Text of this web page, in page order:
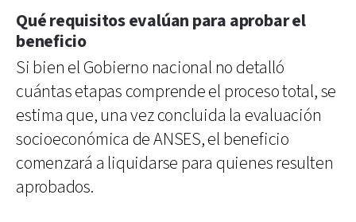
Qué requisitos evalúan para aprobar el
beneficio
Si bien el Gobierno nacional no detalló
cuántas etapas comprende el proceso total, se
estima que, una vez concluida la evaluación
socioeconómica de ANSES, el beneficio
comenzará a liquidarse para quienes resulten
aprobados.